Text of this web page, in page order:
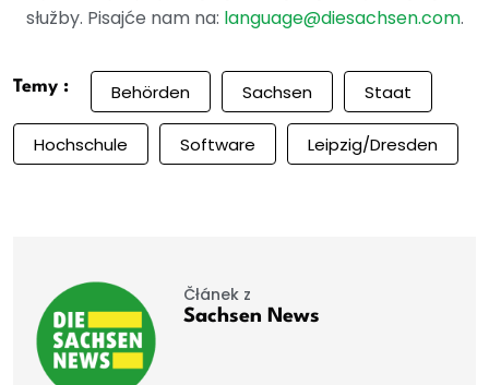
słužby. Pisajće nam na: language@diesachsen.com.
Temy : Behörden Sachsen Staat
Hochschule Software Leipzig/Dresden
Čłánek z
Sachsen News